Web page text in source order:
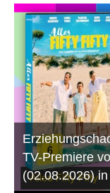
TV-Premiere
(02.08.2026) in